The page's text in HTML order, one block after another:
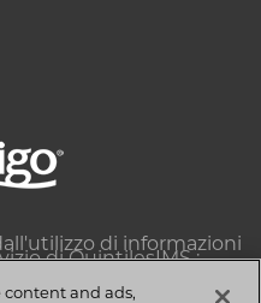
di informazioni
di QuintilesIMS :
Settembre 2017.
content and ads,